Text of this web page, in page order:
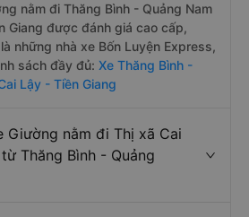
nằm đi Thăng Bình - Quảng Nam
Giang được đánh giá cao cấp,
những nhà xe Bốn Luyện Express,
sách đầy đủ: Xe Thăng Bình -
Lậy - Tiền Giang
Giường nằm đi Thị xã Cai
Thăng Bình - Quảng